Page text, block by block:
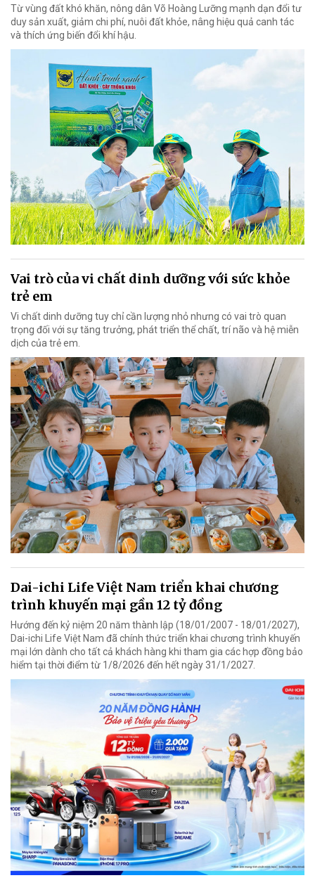
Từ vùng đất khó khăn, nông dân Võ Hoàng Lưỡng mạnh dạn đổi tư
duy sản xuất, giảm chi phí, nuôi đất khỏe, nâng hiệu quả canh tác
và thích ứng biến đổi khí hậu.
Vai trò của vi chất dinh dưỡng với sức khỏe
trẻ em
Vi chất dinh dưỡng tuy chỉ cần lượng nhỏ nhưng có vai trò quan
trọng đối với sự tăng trưởng, phát triển thể chất, trí não và hệ miễn
dịch của trẻ em.
Dai-ichi Life Việt Nam triển khai chương
trình khuyến mại gần 12 tỷ đồng
Hướng đến kỷ niệm 20 năm thành lập (18/01/2007 - 18/01/2027),
Dai-ichi Life Việt Nam đã chính thức triển khai chương trình khuyến
mại lớn dành cho tất cả khách hàng khi tham gia các hợp đồng bảo
hiểm tại thời điểm từ 1/8/2026 đến hết ngày 31/1/2027.